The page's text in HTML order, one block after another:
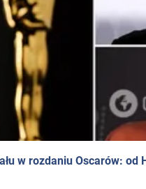
w rozdaniu Oscarów: od